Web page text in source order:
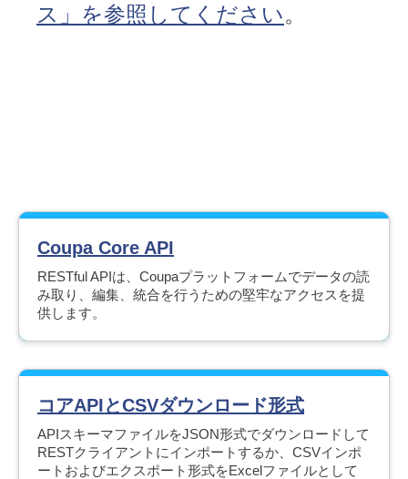
ス」を参照してください。
Coupa Core API
RESTful APIは、Coupaプラットフォームでデータの読
み取り、編集、統合を行うための堅牢なアクセスを提
供します。
コアAPIとCSVダウンロード形式
APIスキーマファイルをJSON形式でダウンロードして
RESTクライアントにインポートするか、CSVインポ
ートおよびエクスポート形式をExcelファイルとして